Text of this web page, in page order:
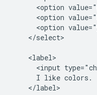
<option
<option
<option
    </select>
    <label>
<input
      I like colors.
    </label>